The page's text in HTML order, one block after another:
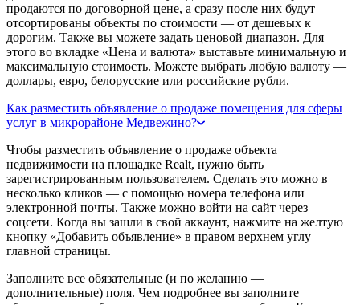
продаются по договорной цене, а сразу после них будут
отсортированы объекты по стоимости — от дешевых к
дорогим. Также вы можете задать ценовой диапазон. Для
этого во вкладке «Цена и валюта» выставьте минимальную и
максимальную стоимость. Можете выбрать любую валюту —
доллары, евро, белорусские или российские рубли.
Как разместить объявление о продаже помещения для сферы
услуг в микрорайоне Медвежино?
Чтобы разместить объявление о продаже объекта
недвижимости на площадке Realt, нужно быть
зарегистрированным пользователем. Сделать это можно в
несколько кликов — с помощью номера телефона или
электронной почты. Также можно войти на сайт через
соцсети. Когда вы зашли в свой аккаунт, нажмите на желтую
кнопку «Добавить объявление» в правом верхнем углу
главной страницы.
Заполните все обязательные (и по желанию —
дополнительные) поля. Чем подробнее вы заполните